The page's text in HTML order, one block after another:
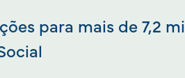
para mais de 7,2 mil